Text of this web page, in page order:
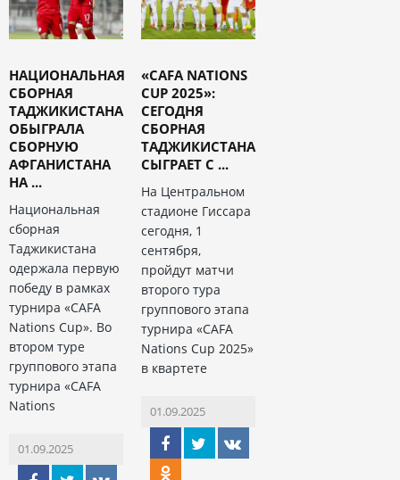
НАЦИОНАЛЬНАЯ
СБОРНАЯ
ТАДЖИКИСТАНА
ОБЫГРАЛА
СБОРНУЮ
АФГАНИСТАНА
НА ...
Национальная
сборная
Таджикистана
одержала первую
победу в рамках
турнира «CAFA
Nations Cup». Во
втором туре
группового этапа
турнира «CAFA
Nations
01.09.2025
«CAFA NATIONS
CUP 2025»:
СЕГОДНЯ
СБОРНАЯ
ТАДЖИКИСТАНА
СЫГРАЕТ С ...
На Центральном
стадионе Гиссара
сегодня, 1
сентября,
пройдут матчи
второго тура
группового этапа
турнира «CAFA
Nations Cup 2025»
в квартете
01.09.2025